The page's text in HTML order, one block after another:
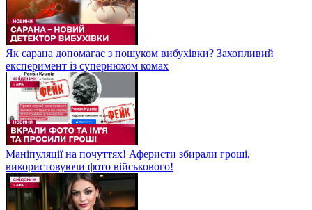
Як сарана допомагає з пошуком вибухівки? Захопливий
експеримент із супернюхом комах
Маніпуляції на почуттях! Аферисти збирали гроші,
використовуючи фото військового!